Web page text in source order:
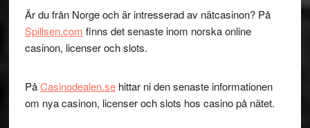
Är du från Norge och är intresserad av nätcasinon? På
Spillsen.com finns det senaste inom norska online
casinon, licenser och slots.
PåCasinodealen.sehittar ni den senaste informationen
om nya casinon, licenser och slots hos casino på nätet.